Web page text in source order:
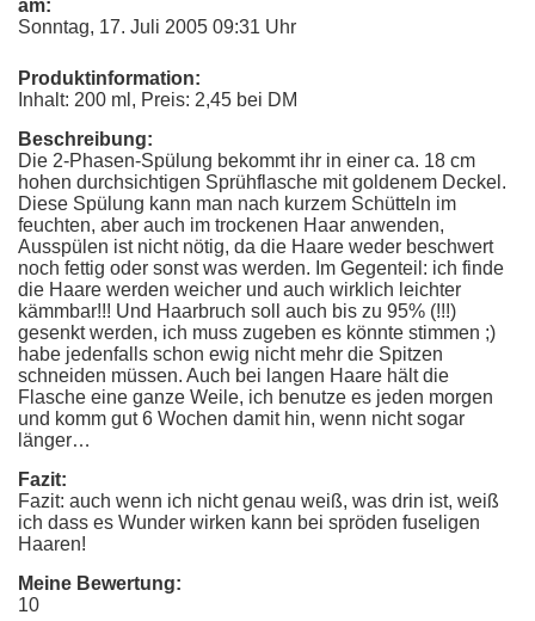
am:
Sonntag, 17. Juli 2005 09:31 Uhr
Produktinformation:
Inhalt: 200 ml, Preis: 2,45 bei DM
Beschreibung:
Die 2-Phasen-Spülung bekommt ihr in einer ca. 18 cm
hohen durchsichtigen Sprühflasche mit goldenem Deckel.
Diese Spülung kann man nach kurzem Schütteln im
feuchten, aber auch im trockenen Haar anwenden,
Ausspülen ist nicht nötig, da die Haare weder beschwert
noch fettig oder sonst was werden. Im Gegenteil: ich finde
die Haare werden weicher und auch wirklich leichter
kämmbar!!! Und Haarbruch soll auch bis zu 95% (!!!)
gesenkt werden, ich muss zugeben es könnte stimmen ;)
habe jedenfalls schon ewig nicht mehr die Spitzen
schneiden müssen. Auch bei langen Haare hält die
Flasche eine ganze Weile, ich benutze es jeden morgen
und komm gut 6 Wochen damit hin, wenn nicht sogar
länger…
Fazit:
Fazit: auch wenn ich nicht genau weiß, was drin ist, weiß
ich dass es Wunder wirken kann bei spröden fuseligen
Haaren!
Meine Bewertung:
10